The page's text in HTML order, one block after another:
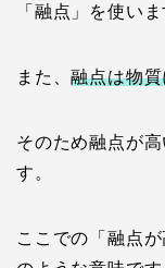
「融点」を使いま
また、融点は物
そのため融点が
す。
ここでの「融点